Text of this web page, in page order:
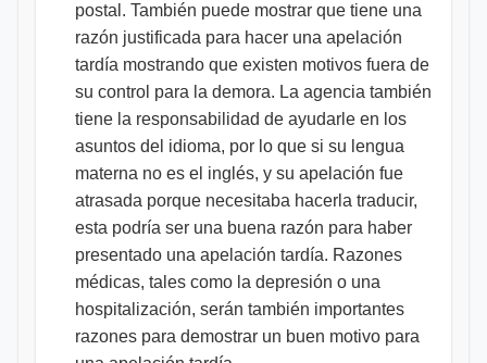
postal. También puede mostrar que tiene una
razón justificada para hacer una apelación
tardía mostrando que existen motivos fuera de
su control para la demora. La agencia también
tiene la responsabilidad de ayudarle en los
asuntos del idioma, por lo que si su lengua
materna no es el inglés, y su apelación fue
atrasada porque necesitaba hacerla traducir,
esta podría ser una buena razón para haber
presentado una apelación tardía. Razones
médicas, tales como la depresión o una
hospitalización, serán también importantes
razones para demostrar un buen motivo para